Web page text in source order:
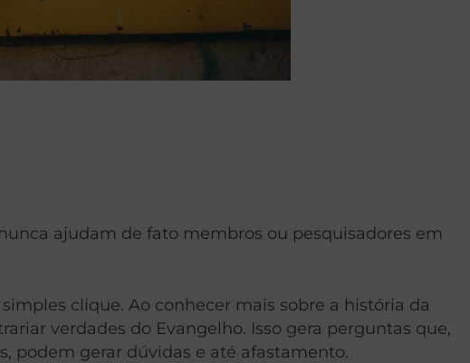
ajudam de fato membros ou pesquisadores em
clique. Ao conhecer mais sobre a história da
verdades do Evangelho. Isso gera perguntas que,
podem gerar dúvidas e até afastamento.